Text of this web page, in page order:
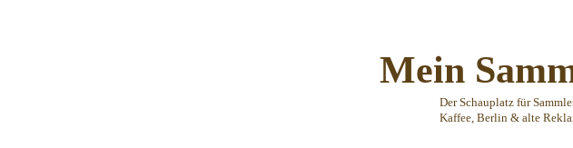
Mein
Der Schauplatz für
Kaffee, Berlin & alte